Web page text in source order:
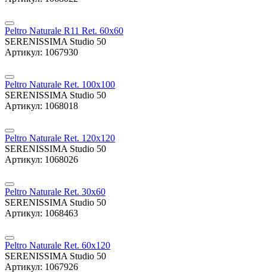
Peltro Naturale R11 Ret. 60x60
SERENISSIMA Studio 50
Артикул: 1067930
Peltro Naturale Ret. 100x100
SERENISSIMA Studio 50
Артикул: 1068018
Peltro Naturale Ret. 120x120
SERENISSIMA Studio 50
Артикул: 1068026
Peltro Naturale Ret. 30x60
SERENISSIMA Studio 50
Артикул: 1068463
Peltro Naturale Ret. 60x120
SERENISSIMA Studio 50
Артикул: 1067926